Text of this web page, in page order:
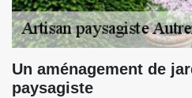
Un aménagement de
paysagiste